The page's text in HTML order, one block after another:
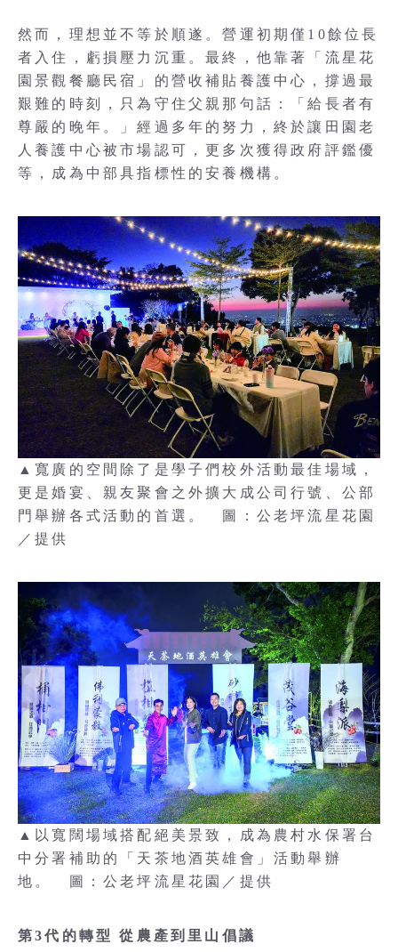
然而，理想並不等於順遂。營運初期僅10餘位長
者入住，虧損壓力沉重。最終，他靠著「流星花
園景觀餐廳民宿」的營收補貼養護中心，撐過最
艱難的時刻，只為守住父親那句話：「給長者有
尊嚴的晚年。」經過多年的努力，終於讓田園老
人養護中心被市場認可，更多次獲得政府評鑑優
等，成為中部具指標性的安養機構。
▲寬廣的空間除了是學子們校外活動最佳場域，
更是婚宴、親友聚會之外擴大成公司行號、公部
門舉辦各式活動的首選。 圖：公老坪流星花園
／提供
▲以寬闊場域搭配絕美景致，成為農村水保署台
中分署補助的「天茶地酒英雄會」活動舉辦
地。 圖：公老坪流星花園／提供
第3代的轉型 從農產到里山倡議